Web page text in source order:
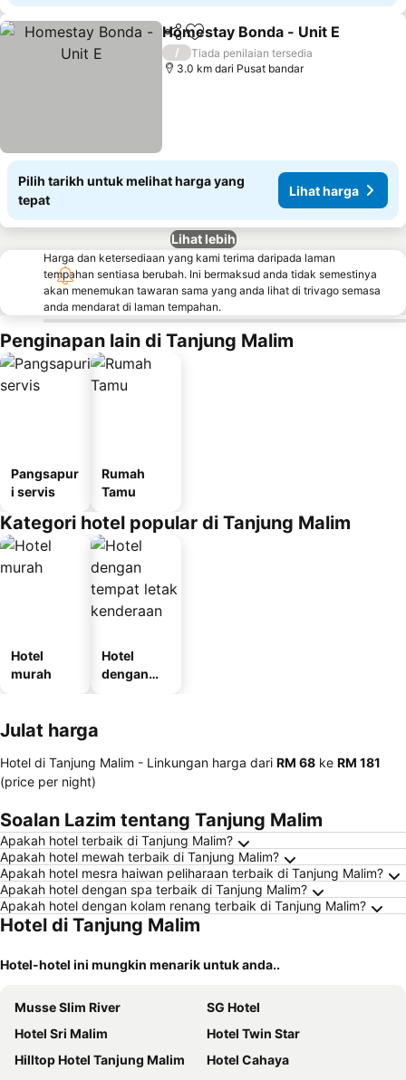
KongsiTambah ke favorit
Homestay Bonda - Unit E
/
Tiada penilaian tersedia
3.0 km dari Pusat bandar
Pilih tarikh untuk melihat harga yang
tepat
Lihat harga
Lihat lebih
Harga dan ketersediaan yang kami terima daripada laman
tempahan sentiasa berubah. Ini bermaksud anda tidak semestinya
akan menemukan tawaran sama yang anda lihat di trivago semasa
anda mendarat di laman tempahan.
Penginapan lain di Tanjung Malim
Pangsapur
i servis
Rumah
Tamu
Kategori hotel popular di Tanjung Malim
Hotel
murah
Hotel
dengan
Julat harga
Hotel di Tanjung Malim - Linkungan harga dari ‎RM 68 ke ‎RM 181
(price per night)
Soalan Lazim tentang Tanjung Malim
Apakah hotel terbaik di Tanjung Malim?
Apakah hotel mewah terbaik di Tanjung Malim?
Apakah hotel mesra haiwan peliharaan terbaik di Tanjung Malim?
Apakah hotel dengan spa terbaik di Tanjung Malim?
Apakah hotel dengan kolam renang terbaik di Tanjung Malim?
Hotel di Tanjung Malim
Hotel-hotel ini mungkin menarik untuk anda..
Musse Slim River
SG Hotel
Hotel Sri Malim
Hotel Twin Star
Hilltop Hotel Tanjung Malim
Hotel Cahaya